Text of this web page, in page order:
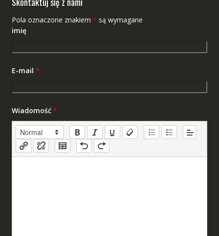
Pola oznaczone znakiem * są wymagane
imię
E-mail *
Wiadomość *